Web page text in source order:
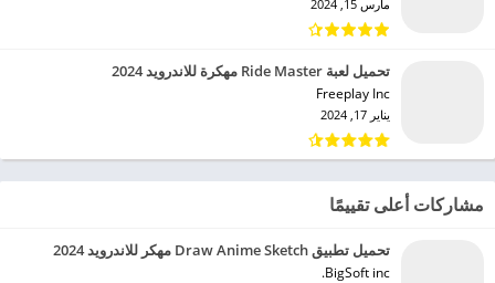
مارس 15, 2024
تحميل لعبة Ride Master مهكرة للاندرويد 2024
Freeplay Inc‏
يناير 17, 2024
مشاركات أعلى تقييمًا
تحميل تطبيق Draw Anime Sketch مهكر للاندرويد 2024
BigSoft inc.‏